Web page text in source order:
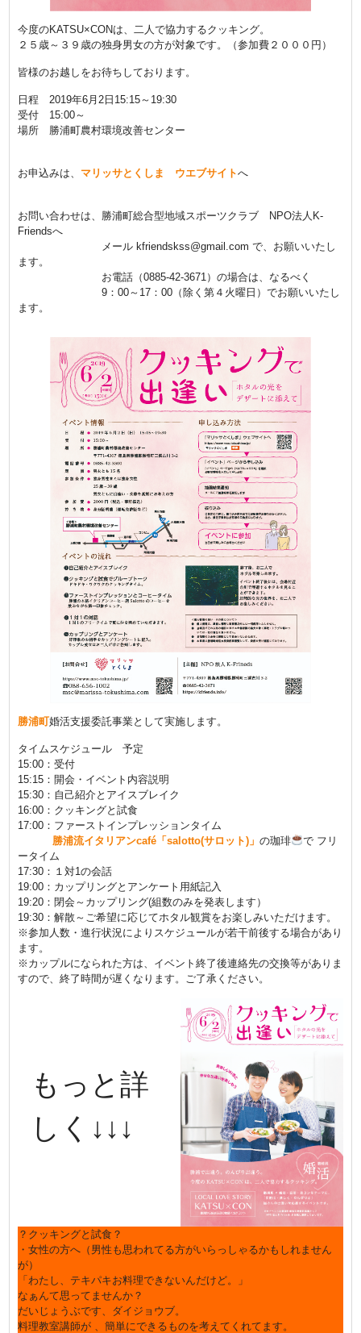
今度のKATSU×CONは、二人で協力するクッキング。
２５歳～３９歳の独身男女の方が対象です。（参加費２０００円）
皆様のお越しをお待ちしております。
日程 2019年6月2日15:15～19:30
受付 15:00～
場所 勝浦町農村環境改善センター
お申込みは、 マリッサとくしま ウエブサイトへ
お問い合わせは、勝浦町総合型地域スポーツクラブ NPO法人K-
Friendsへ
メール kfriendskss@gmail.com で、お願いいたし
ます。
お電話（0885-42-3671）の場合は、なるべく
9：00～17：00（除く第４火曜日）でお願いいたし
ます。
勝浦町婚活支援委託事業として実施します。
タイムスケジュール予定
15:00：受付
15:15：開会・イベント内容説明
15:30：自己紹介とアイスブレイク
16:00：クッキングと試食
17:00：ファーストインプレッションタイム
勝浦流イタリアンcafé「salotto(サロット)」の珈琲
で フリ
ータイム
17:30：１対1の会話
19:00：カップリングとアンケート用紙記入
19:20：閉会～カップリング(組数のみを発表します）
19:30：解散～ご希望に応じてホタル観賞をお楽しみいただけます。
※参加人数・進行状況によりスケジュールが若干前後する場合があり
ます。
※カップルになられた方は、イベント終了後連絡先の交換等がありま
すので、終了時間が遅くなります。ご了承ください。
もっと詳
しく↓↓↓
？クッキングと試食？
・女性の方へ（男性も思われてる方がいらっしゃるかもしれません
が）
「わたし、テキパキお料理できないんだけど。」
なぁんて思ってませんか？
だいじょうぶです、ダイジョウブ。
料理教室講師が 、簡単にできるものを考えてくれてます。